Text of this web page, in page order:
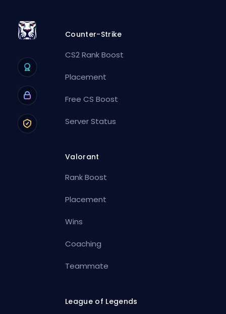
Counter-Strike
CS2 Rank Boost
Placement
Free CS Boost
Server Status
Valorant
Rank Boost
Placement
Wins
Coaching
Teammate
League of Legends